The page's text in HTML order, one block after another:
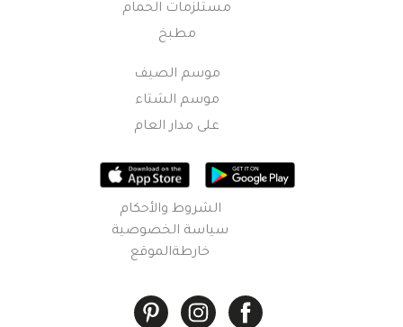
مستلزمات الحمام
مطبخ
موسم الصيف
موسم الشتاء
على مدار العام
الشروط والأحكام
سياسة الخصوصية
خارطةالموقع